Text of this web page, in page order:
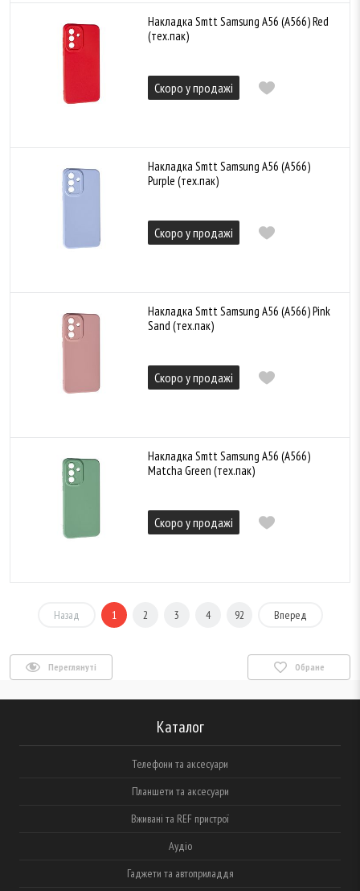
Накладка Smtt Samsung A56 (A566) Red
(тех.пак)
Скоро у продажі
Накладка Smtt Samsung A56 (A566)
Purple (тех.пак)
Скоро у продажі
Накладка Smtt Samsung A56 (A566) Pink
Sand (тех.пак)
Скоро у продажі
Накладка Smtt Samsung A56 (A566)
Matcha Green (тех.пак)
Скоро у продажі
Назад 1 2 3 4 92 Вперед
Переглянуті Обране
Каталог
Телефони та аксесуари
Планшети та аксесуари
Вживані та REF пристрої
Аудіо
Гаджети та автоприладдя